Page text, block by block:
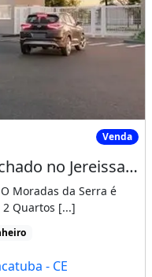
no Jereissate
Venda
Casas em Condominio Fechado no Jereissate 3, Entrada Facilitada em Ate 60X, Aproveite!
O Moradas da Serra é
Quartos [...]
- CE